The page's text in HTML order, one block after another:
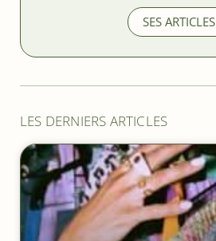
SES ARTICLES
LES DERNIERS ARTICLES